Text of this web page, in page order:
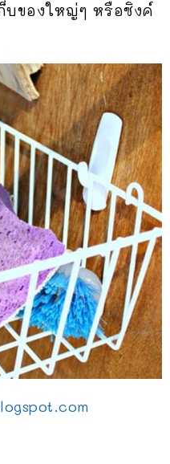
บของใหญ่ๆ หรือซิงค์